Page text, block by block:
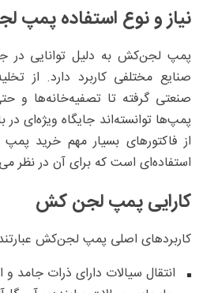
نیاز و نوع استفاده
پمپ لجن‌کش به دلیل توانایی در
صنایع مختلفی کاربرد دارد. از
صنعتی گرفته تا تصفیه‌خانه‌ها و
پمپ‌ها توانسته‌اند جایگاه ویژه‌ای در
از فاکتورهای بسیار مهم خرید
استفاده‌ای است که برای آن در نظر
کارایی پمپ لجن کش
کاربردهای اصلی پمپ لجن‌کش
انتقال سیالات دارای ذرات جامد و